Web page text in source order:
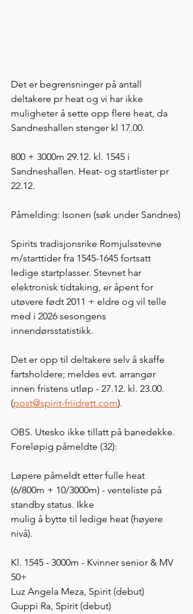
Det er begrensninger på antall
deltakere pr heat og vi har ikke
muligheter å sette opp flere heat, da
Sandneshallen stenger kl 17.00.
800 + 3000m 29.12. kl. 1545 i
Sandneshallen. Heat- og startlister pr
22.12.
Påmelding: Isonen (søk under Sandnes)
Spirits tradisjonsrike Romjulsstevne
m/starttider fra 1545-1645 fortsatt
ledige startplasser. Stevnet har
elektronisk tidtaking, er åpent for
utøvere født 2011 + eldre og vil telle
med i 2026 sesongens
innendørsstatistikk.
Det er opp til deltakere selv å skaffe
fartsholdere; meldes evt. arrangør
innen fristens utløp - 27.12. kl. 23.00.
(post@spirit-friidrett.com).
OBS. Utesko ikke tillatt på banedekke.
Foreløpig påmeldte (32):
Løpere påmeldt etter fulle heat
(6/800m + 10/3000m) - venteliste på
standby status. Ikke
mulig å bytte til ledige heat (høyere
nivå).
Kl. 1545 - 3000m - Kvinner senior & MV
50+
Luz Angela Meza, Spirit (debut)
Guppi Ra, Spirit (debut)